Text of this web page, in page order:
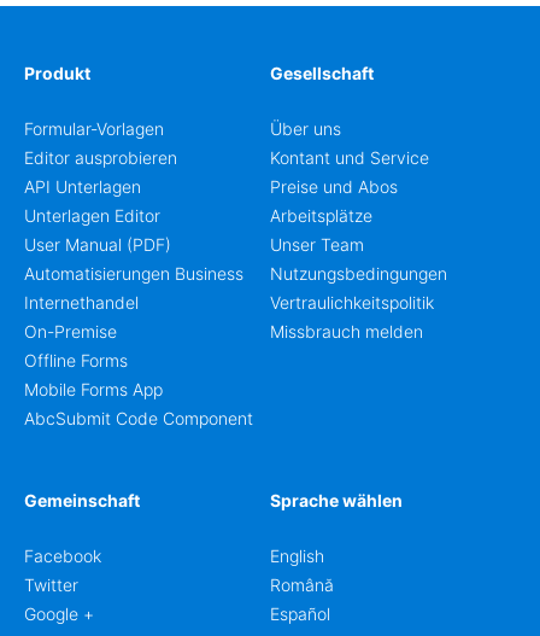
Produkt
Formular-Vorlagen
Editor ausprobieren
API Unterlagen
Unterlagen Editor
User Manual (PDF)
Automatisierungen Business
Internethandel
On-Premise
Offline Forms
Mobile Forms App
AbcSubmit Code Component
Gesellschaft
Über uns
Kontant und Service
Preise und Abos
Arbeitsplätze
Unser Team
Nutzungsbedingungen
Vertraulichkeitspolitik
Missbrauch melden
Gemeinschaft
Facebook
Twitter
Google +
Sprache wählen
English
Română
Español